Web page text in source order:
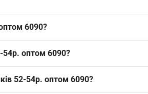
6090?
54р. оптом 6090?
52-54р. оптом 6090?